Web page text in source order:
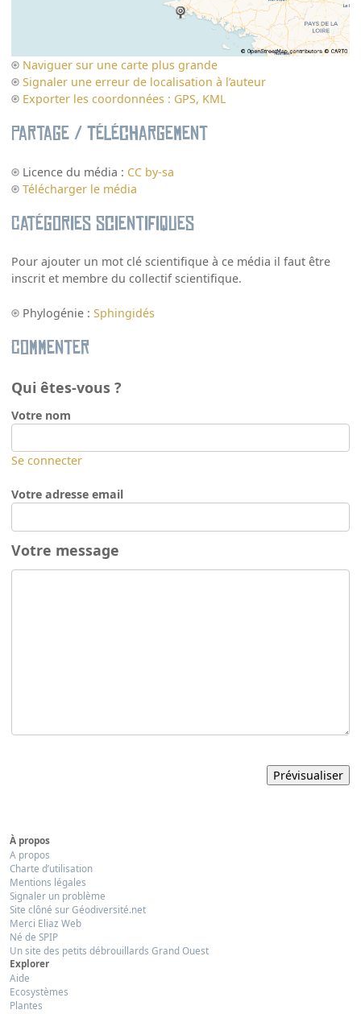
Naviguer sur une carte plus grande
Signaler une erreur de localisation à l’auteur
Exporter les coordonnées : GPS, KML
Partage / Téléchargement
Licence du média : CC by-sa
Télécharger le média
Catégories scientifiques
Pour ajouter un mot clé scientifique à ce média il faut être
inscrit et membre du collectif scientifique.
Phylogénie :Sphingidés
Commenter
Qui êtes-vous ?
Votre nom
Se connecter
Votre adresse email
Votre message
À propos
A propos
Charte d’utilisation
Mentions légales
Signaler un problème
Site clôné sur Géodiversité.net
Merci Eliaz Web
Né de SPIP
Un site des petits débrouillards Grand Ouest
Explorer
Aide
Ecosystèmes
Plantes